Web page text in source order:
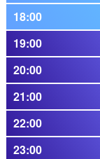
18:00
19:00
20:00
21:00
22:00
23:00